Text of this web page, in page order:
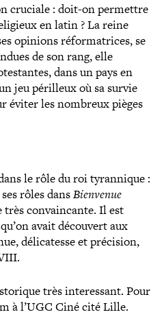
cruciale : doit-​on permettre
en latin ? La reine
opinions réfor­ma­trices, se
de son rang, elle
dans un pays en
jeu périlleux où sa survie
éviter les nombreux pièges
le rôle du roi tyran­nique :
rôles dansBienvenue
très convain­cante. Il est
avait découvert aux
déli­ca­tesse et précision,
très inter­es­sant. Pour
à l’UGC Ciné cité Lille.